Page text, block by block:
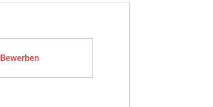
Bewerben